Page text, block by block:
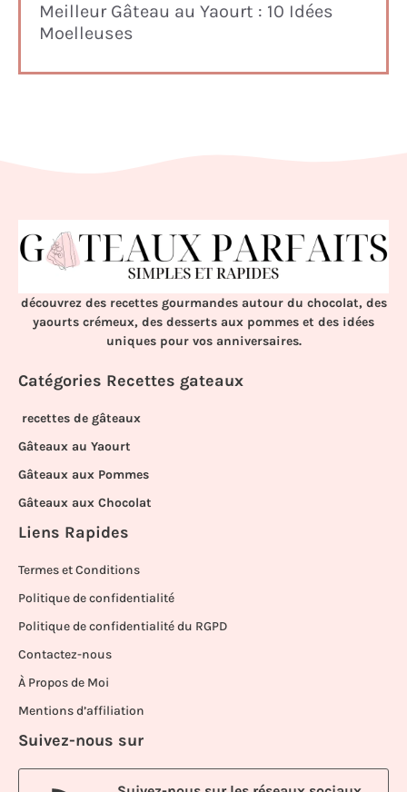
Meilleur Gâteau au Yaourt : 10 Idées
Moelleuses
découvrez des recettes gourmandes autour du chocolat, des
yaourts crémeux, des desserts aux pommes et des idées
uniques pour vos anniversaires.
Catégories Recettes gateaux
recettes de gâteaux
Gâteaux au Yaourt
Gâteaux aux Pommes
Gâteaux aux Chocolat
Liens Rapides
Termes et Conditions
Politique de confidentialité
Politique de confidentialité du RGPD
Contactez-nous
À Propos de Moi
Mentions d’affiliation
Suivez-nous sur